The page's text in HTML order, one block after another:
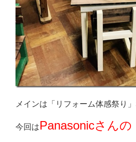
メインは「リフォーム体感祭り
今回はPanasonicさんの